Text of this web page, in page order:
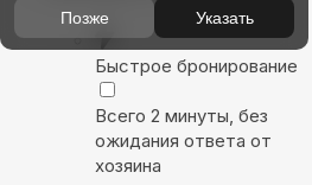
Быстрое бронирование
Всего 2 минуты, без
ожидания ответа от
хозяина
Позже Указать